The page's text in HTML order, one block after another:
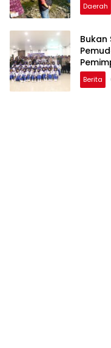
Daerah
‎Bukan
Berita